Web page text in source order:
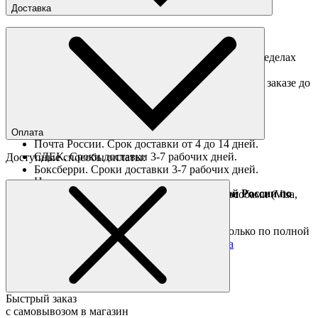
Доставка
Доставка по Москве
Доставка курьером в интервал 13:00-20:00 в пределах
МКАД 350 руб.
Доставка "день в день" в пределах МКАД (при заказе до
Ориентировочные сроки доставки по России
Почта России. Срок доставки от 4 до 14 дней.
СДЕК. Сроки доставки 3-7 рабочих дней.
Боксберри. Сроки доставки 3-7 рабочих дней.
Доставка за границу осуществляется Почтой России по
полной предоплате
Подробные условия
Оплата
Доступные способы оплаты:
Наличными при получении
Оплата он-лайн всеми популярными способами (Visa,
Mastercard и тд.)
Товары со скидкой отправляются по России только по полной
предоплате. Все подробности в разделе
оплата
Быстрый заказ
с самовывозом в магазин